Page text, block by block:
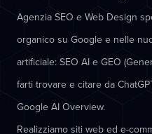
Agenzia SEO e Web Design
organico su Google e nelle
artificiale: SEO AI e GEO
farti trovare e citare da
Google AI Overview.
Realizziamo siti web ed e-